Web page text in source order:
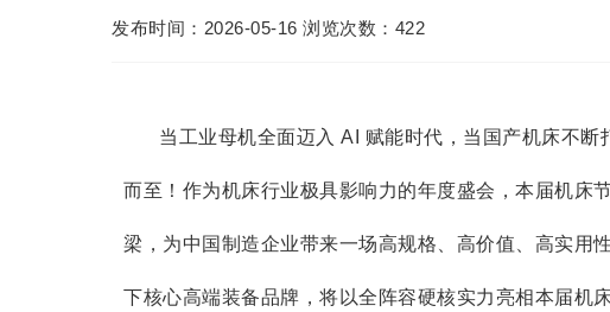
发布时间：2026-05-16 浏览次数：422
当工业母机全面迈入 AI 赋能时代，当国产机床不
而至！作为机床行业极具影响力的年度盛会，本届机床
梁，为中国制造企业带来一场高规格、高价值、高实用
下核心高端装备品牌，将以全阵容硬核实力亮相本届机